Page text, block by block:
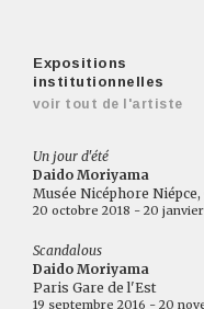
Expositions
institutionnelles
voir tout de l'artiste
Un jour d'été
Daido Moriyama
Musée Nicéphore
20 octobre 2018 - 20 janvier
Scandalous
Daido Moriyama
Paris Gare de l'Est
19 septembre 2016 - 20